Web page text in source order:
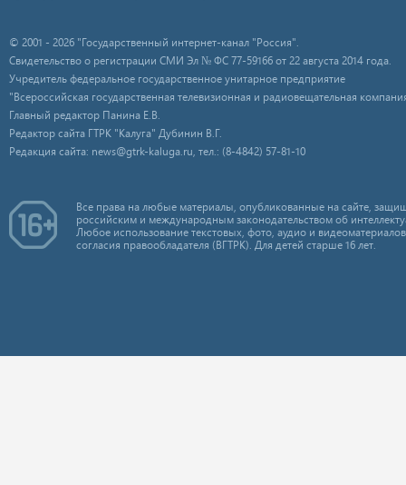
© 2001 - 2026 "Государственный интернет-канал "Россия".
Свидетельство о регистрации СМИ Эл № ФС 77-59166 от 22 августа 2014 года.
Учредитель федеральное государственное унитарное предприятие
"Всероссийская государственная телевизионная и радиовещательная
Главный редактор Панина Е.В.
Редактор сайта ГТРК "Калуга" Дубинин В.Г.
Редакция сайта: news@gtrk-kaluga.ru, тел.: (8-4842) 57-81-10
Все права на любые материалы, опубликованные на сайте,
российским и международным законодательством об
Любое использование текстовых, фото, аудио и
согласия правообладателя (ВГТРК). Для детей старше 16 лет.